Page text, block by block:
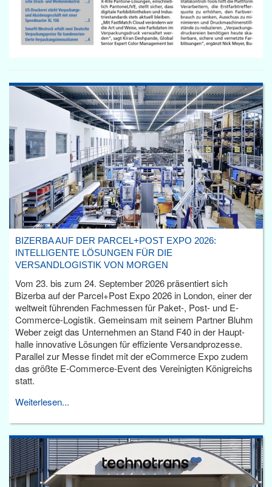
BIZERBA AUF DER PARCEL+POST EXPO 2026:
INTELLIGENTE LÖSUNGEN FÜR DIE
VERSANDLOGISTIK VON MORGEN
Vom 23. bis zum 24. September 2026 präsentiert sich
Bizerba auf der Parcel+Post Expo 2026 in London, einer der
weltweit führenden Fachmessen für Paket-, Post- und E-
Commerce-Logistik. Gemeinsam mit seinem Partner Bluhm
Weber zeigt das Unternehmen an Stand F40 in der Haupt­
halle innovative Lösungen für effiziente Versandprozesse.
Parallel zur Messe findet mit der eCommerce Expo zudem
das größte E-Commerce-Event des Vereinigten Königreichs
statt.
Weiterlesen...